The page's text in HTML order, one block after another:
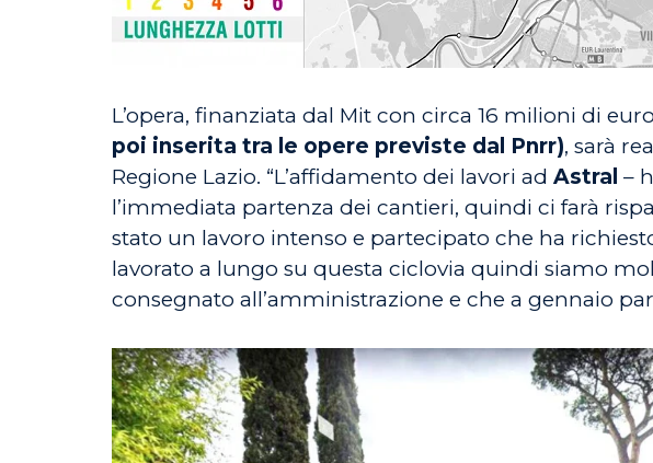
L’opera, finanziata dal Mit con circa 16 milioni di
poi inserita tra le opere previste dal Pnrr), sarà
Regione Lazio. “L’affidamento dei lavori ad Astral –
l’immediata partenza dei cantieri, quindi ci farà
stato un lavoro intenso e partecipato che ha
lavorato a lungo su questa ciclovia quindi siamo
consegnato all’amministrazione e che a gennaio